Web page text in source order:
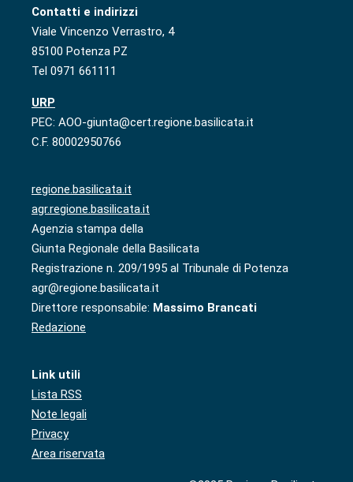
Contatti e indirizzi
Viale Vincenzo Verrastro, 4
85100 Potenza PZ
Tel 0971 661111
URP
PEC: AOO-giunta@cert.regione.basilicata.it
C.F. 80002950766
regione.basilicata.it
agr.regione.basilicata.it
Agenzia stampa della
Giunta Regionale della Basilicata
Registrazione n. 209/1995 al Tribunale di Potenza
agr@regione.basilicata.it
Direttore responsabile: Massimo Brancati
Redazione
Link utili
Lista RSS
Note legali
Privacy
Area riservata